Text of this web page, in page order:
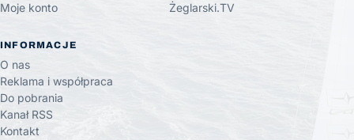
Moje konto
Żeglarski.TV
INFORMACJE
O nas
Reklama i współpraca
Do pobrania
Kanał RSS
Kontakt